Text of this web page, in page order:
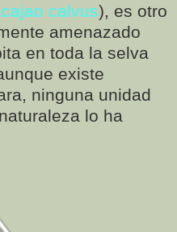
calvus), es otro
amenazado
en toda la selva
existe
ninguna unidad
lo ha